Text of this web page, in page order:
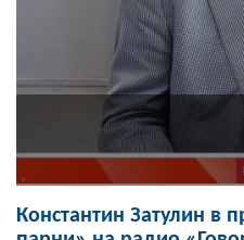
Константин Затулин в